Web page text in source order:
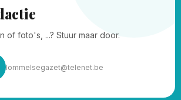
of foto's, ...? Stuur maar door.
lommelsegazet@telenet.be